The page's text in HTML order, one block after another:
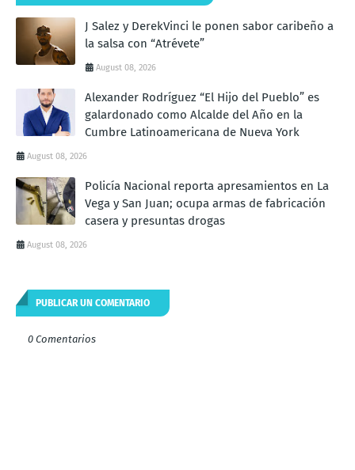
J Salez y DerekVinci le ponen sabor caribeño a
la salsa con “Atrévete”
August 08, 2026
Alexander Rodríguez “El Hijo del Pueblo” es
galardonado como Alcalde del Año en la
Cumbre Latinoamericana de Nueva York
August 08, 2026
Policía Nacional reporta apresamientos en La
Vega y San Juan; ocupa armas de fabricación
casera y presuntas drogas
August 08, 2026
PUBLICAR UN COMENTARIO
0 Comentarios